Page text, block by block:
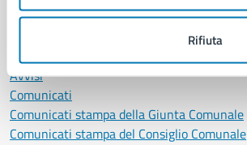
Rifiuta
Notizie
Avvisi
Comunicati
Comunicati stampa della Giunta Comunale
Comunicati stampa del Consiglio Comunale